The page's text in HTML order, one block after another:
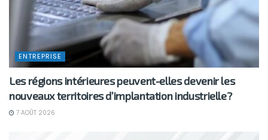
ENTREPRISE
Les régions intérieures peuvent-elles devenir les
nouveaux territoires d’implantation industrielle?
7 AOÛT 2026